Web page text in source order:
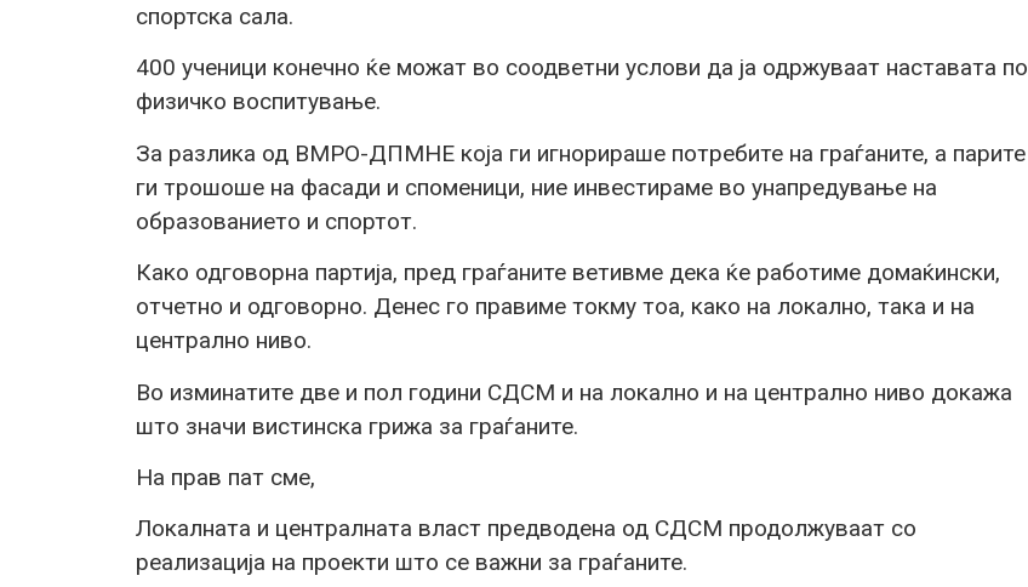
спортска сала.
400 ученици конечно ќе можат во соодветни услови да ја одржуваат наставата по
физичко воспитување.
За разлика од ВМРО-ДПМНЕ која ги игнорираше потребите на граѓаните, а парите
ги трошоше на фасади и споменици, ние инвестираме во унапредување на
образованието и спортот.
Како одговорна партија, пред граѓаните ветивме дека ќе работиме домаќински,
отчетно и одговорно. Денес го правиме токму тоа, како на локално, така и на
централно ниво.
Во изминатите две и пол години СДСМ и на локално и на централно ниво докажа
што значи вистинска грижа за граѓаните.
На прав пат сме,
Локалната и централната власт предводена од СДСМ продолжуваат со
реализација на проекти што се важни за граѓаните.